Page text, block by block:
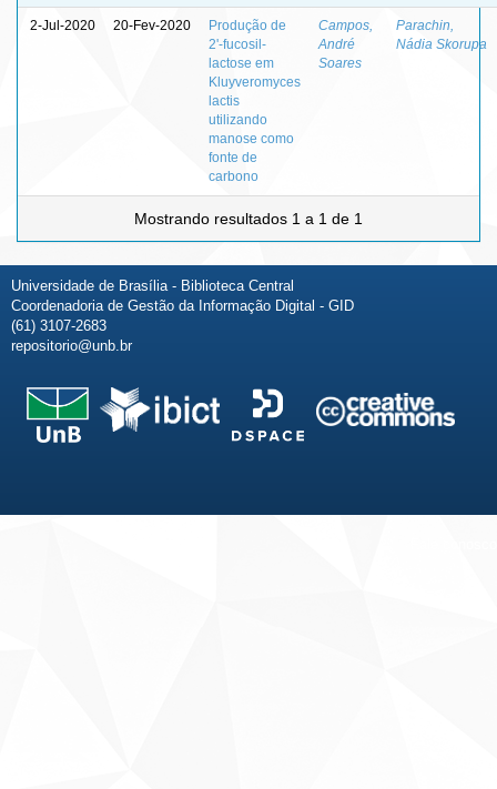
2-Jul-2020 20-Fev-2020
Produção de
2'-fucosil-
lactose em
Kluyveromyces
lactis
utilizando
manose como
fonte de
carbono
Campos,
André
Soares
Parachin,
Nádia Skorupa
Mostrando resultados 1 a 1 de 1
Universidade de Brasília - Biblioteca Central
Coordenadoria de Gestão da Informação Digital - GID
(61) 3107-2683
repositorio@unb.br